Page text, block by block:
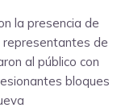
la presencia de
representantes de
al público con
bloques